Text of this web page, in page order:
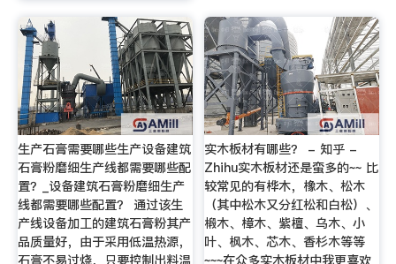
生产石膏需要哪些生产设备建筑
石膏粉磨细生产线都需要哪些配
置？_设备建筑石膏粉磨细生产
线都需要哪些配置？ 通过该生
产线设备加工的建筑石膏粉其产
品质量好，由于采用低温热源，
实木板材有哪些？ - 知乎 -
Zhihu实木板材还是蛮多的~~ 比
较常见的有桦木，橡木、松木
（其中松木又分红松和白松）、
椴木、樟木、紫檀、乌木、小
叶、枫木、芯木、香杉木等等